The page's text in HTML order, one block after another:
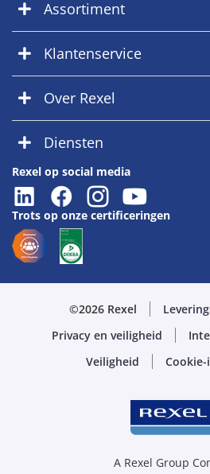
Assortiment
Klantenservice
Over Rexel
Diensten
Rexel op social media
Trots op onze certificeringen
©2026 Rexel
Privacy en veiligheid
Veiligheid
A Rexel Group